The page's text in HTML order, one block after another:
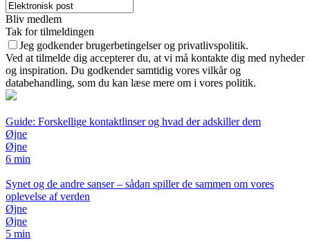
Bliv medlem
Tak for tilmeldingen
Jeg godkender brugerbetingelser og privatlivspolitik.
Ved at tilmelde dig accepterer du, at vi må kontakte dig med nyheder
og inspiration. Du godkender samtidig vores vilkår og
databehandling, som du kan læse mere om i vores politik.
Guide: Forskellige kontaktlinser og hvad der adskiller dem
Øjne
Øjne
6 min
Synet og de andre sanser – sådan spiller de sammen om vores
oplevelse af verden
Øjne
Øjne
5 min